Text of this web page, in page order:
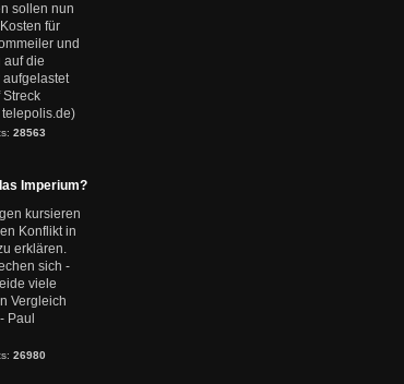
sollen nun
für
und
auf die
28563
Imperium?
kursieren
Konflikt in
erklären.
sich -
viele
Vergleich
Paul
26980